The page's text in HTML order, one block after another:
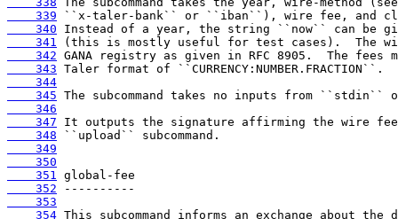
    339
    340
    341
    342
    343
    344
    345
    346
    347
    348
    349
    350
    351
    352
    353
    354